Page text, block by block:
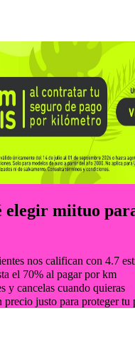
84-21-05-00 ó
elegir miituo
nos califican con 4.7
el 70% al pagar por km
y cancelas cuando quieras
precio justo para proteger tu